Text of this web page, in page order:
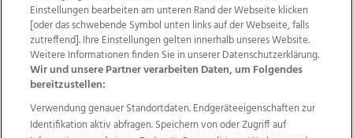
Wir über uns Mediadaten Kontakt
Jobs
Datenschutz
Impressum
AGB Anzeigekunden
AGB Website
Ehrenkodex Politische Werbung
Weitere Angebote des Medienhauses Wimmer
Einstellungen bearbeiten am unteren Rand der Webseite klicken
[oder das schwebende Symbol unten links auf der Webseite, falls
zutreffend]. Ihre Einstellungen gelten innerhalb unseres Website.
Weitere Informationen finden Sie in unserer Datenschutzerklärung.
Wir und unsere Partner verarbeiten Daten, um Folgendes
bereitzustellen:
Verwendung genauer Standortdaten. Endgeräteeigenschaften zur
Identifikation aktiv abfragen. Speichern von oder Zugriff auf